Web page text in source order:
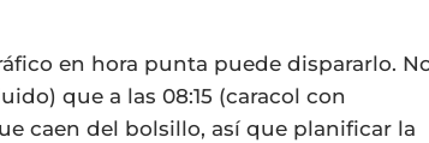
en hora punta puede dispararlo.
que a las 08:15 (caracol con
caen del bolsillo, así que planificar la